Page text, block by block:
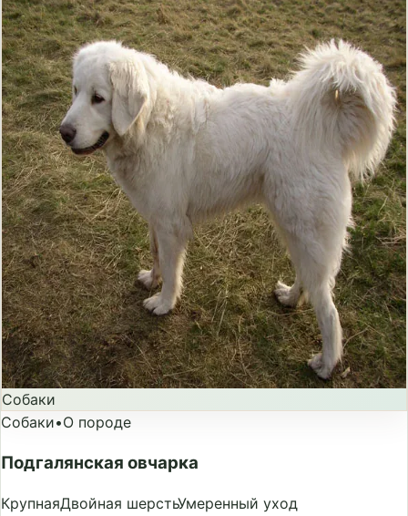
Собаки
Собаки•О породе
Подгалянская овчарка
КрупнаяДвойная шерстьУмеренный уход